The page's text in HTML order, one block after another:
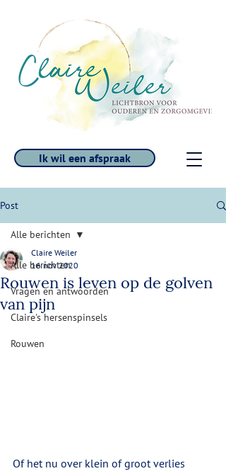
Ik wil een afspraak
Post
Alle berichten
Vragen en antwoorden
Claire's hersenspinsels
Rouwen
Alle berichten
Rouwen is leven op de golven
van pijn
Claire Weiler
16 nov 2020
Of het nu over klein of groot verlies